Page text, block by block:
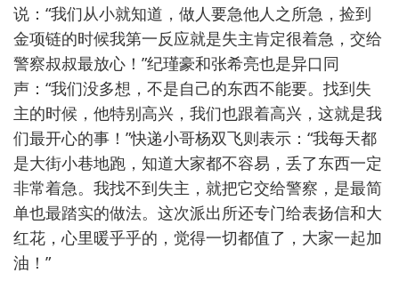
说：“我们从小就知道，做人要急他人之所急，捡到
金项链的时候我第一反应就是失主肯定很着急，交给
警察叔叔最放心！”纪瑾豪和张希亮也是异口同
声：“我们没多想，不是自己的东西不能要。找到失
主的时候，他特别高兴，我们也跟着高兴，这就是我
们最开心的事！”快递小哥杨双飞则表示：“我每天都
是大街小巷地跑，知道大家都不容易，丢了东西一定
非常着急。我找不到失主，就把它交给警察，是最简
单也最踏实的做法。这次派出所还专门给表扬信和大
红花，心里暖乎乎的，觉得一切都值了，大家一起加
油！”